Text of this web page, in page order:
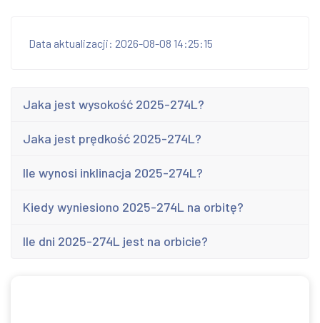
Data aktualizacji: 2026-08-08 14:25:15
Jaka jest wysokość 2025-274L?
Jaka jest prędkość 2025-274L?
Ile wynosi inklinacja 2025-274L?
Kiedy wyniesiono 2025-274L na orbitę?
Ile dni 2025-274L jest na orbicie?